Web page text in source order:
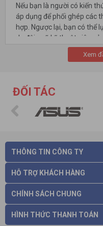
Nếu bạn là người có kiến
áp dụng để phối ghép các
hợp. Ngược lại, bạn có thể
do đội ngũ kỹ thuật viên
hơn cho quá trình sử dụng.
Âm thanh tuyệt hảo
GUINNESS SB-1800 V,
SMART, amply
micro
Xem
ĐỐI TÁC
THÔNG TIN CÔNG TY
HỖ TRỢ KHÁCH HÀNG
CHÍNH SÁCH CHUNG
HÌNH THỨC THANH TOÁN